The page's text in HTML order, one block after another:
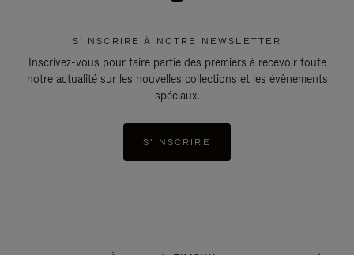
S'INSCRIRE À NOTRE NEWSLETTER
Inscrivez-vous pour faire partie des premiers à recevoir toute
notre actualité sur les nouvelles collections et les évènements
spéciaux.
S'INSCRIRE